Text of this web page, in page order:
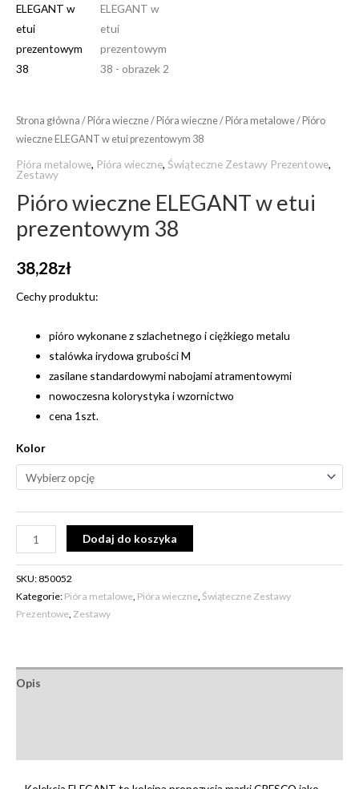
Strona główna / Pióra wieczne/ Pióra wieczne/ Pióra metalowe/ Pióro
wieczne ELEGANT w etui prezentowym 38
Pióra metalowe, Pióra wieczne, Świąteczne Zestawy Prezentowe,
Zestawy
Pióro wieczne ELEGANT w etui
prezentowym 38
38,28zł
Cechy produktu:
pióro wykonane z szlachetnego i ciężkiego metalu
stalówka irydowa grubości M
zasilane standardowymi nabojami atramentowymi
nowoczesna kolorystyka i wzornictwo
cena 1szt.
Kolor
Dodaj do koszyka
SKU:850052
Kategorie: Pióra metalowe, Pióra wieczne, Świąteczne Zestawy
Prezentowe, Zestawy
Opis